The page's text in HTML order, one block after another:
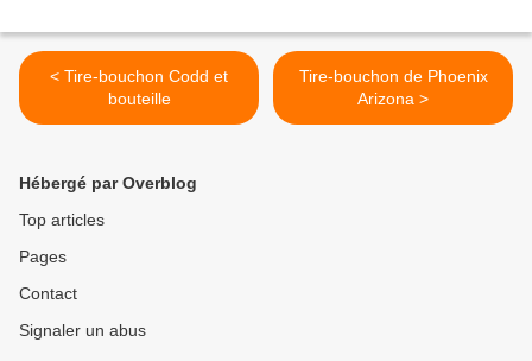
< Tire-bouchon Codd et
bouteille
Tire-bouchon de Phoenix
Arizona >
Hébergé par Overblog
Top articles
Pages
Contact
Signaler un abus